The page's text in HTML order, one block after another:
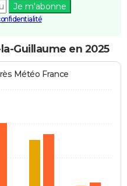
Je m'abonne
Guillaume en 2025
Météo France